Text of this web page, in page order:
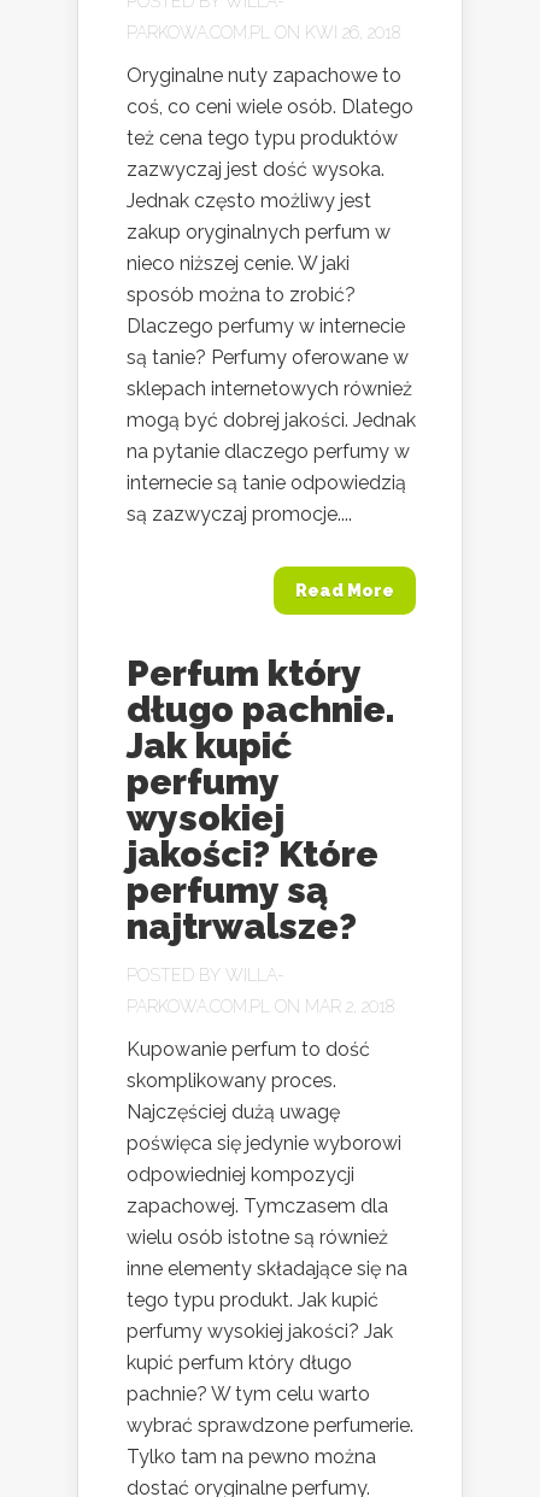
PARKOWA.COM.PL
ON KWI 26, 2018
Oryginalne nuty zapachowe to
coś, co ceni wiele osób. Dlatego
też cena tego typu produktów
zazwyczaj jest dość wysoka.
Jednak często możliwy jest
zakup oryginalnych perfum w
nieco niższej cenie. W jaki
sposób można to zrobić?
Dlaczego perfumy w internecie
są tanie? Perfumy oferowane w
sklepach internetowych również
mogą być dobrej jakości. Jednak
na pytanie dlaczego perfumy w
internecie są tanie odpowiedzią
są zazwyczaj promocje....
Read More
Perfum który
długo pachnie.
Jak kupić
perfumy
wysokiej
jakości? Które
perfumy są
najtrwalsze?
POSTED BY WILLA-
PARKOWA.COM.PL
ON MAR 2, 2018
Kupowanie perfum to dość
skomplikowany proces.
Najczęściej dużą uwagę
poświęca się jedynie wyborowi
odpowiedniej kompozycji
zapachowej. Tymczasem dla
wielu osób istotne są również
inne elementy składające się na
tego typu produkt. Jak kupić
perfumy wysokiej jakości? Jak
kupić perfum który długo
pachnie? W tym celu warto
wybrać sprawdzone perfumerie.
Tylko tam na pewno można
dostać oryginalne perfumy.